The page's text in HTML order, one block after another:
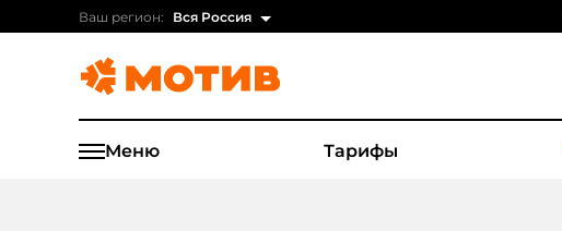
Ваш регион: Вся Россия
Меню Тарифы